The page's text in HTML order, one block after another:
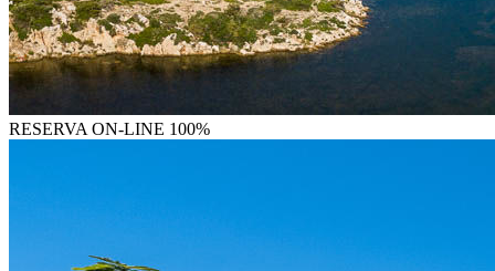
RESERVA ON-LINE 100%